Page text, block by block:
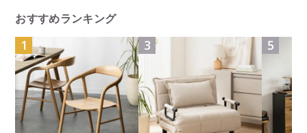
おすすめランキング
1 3 5